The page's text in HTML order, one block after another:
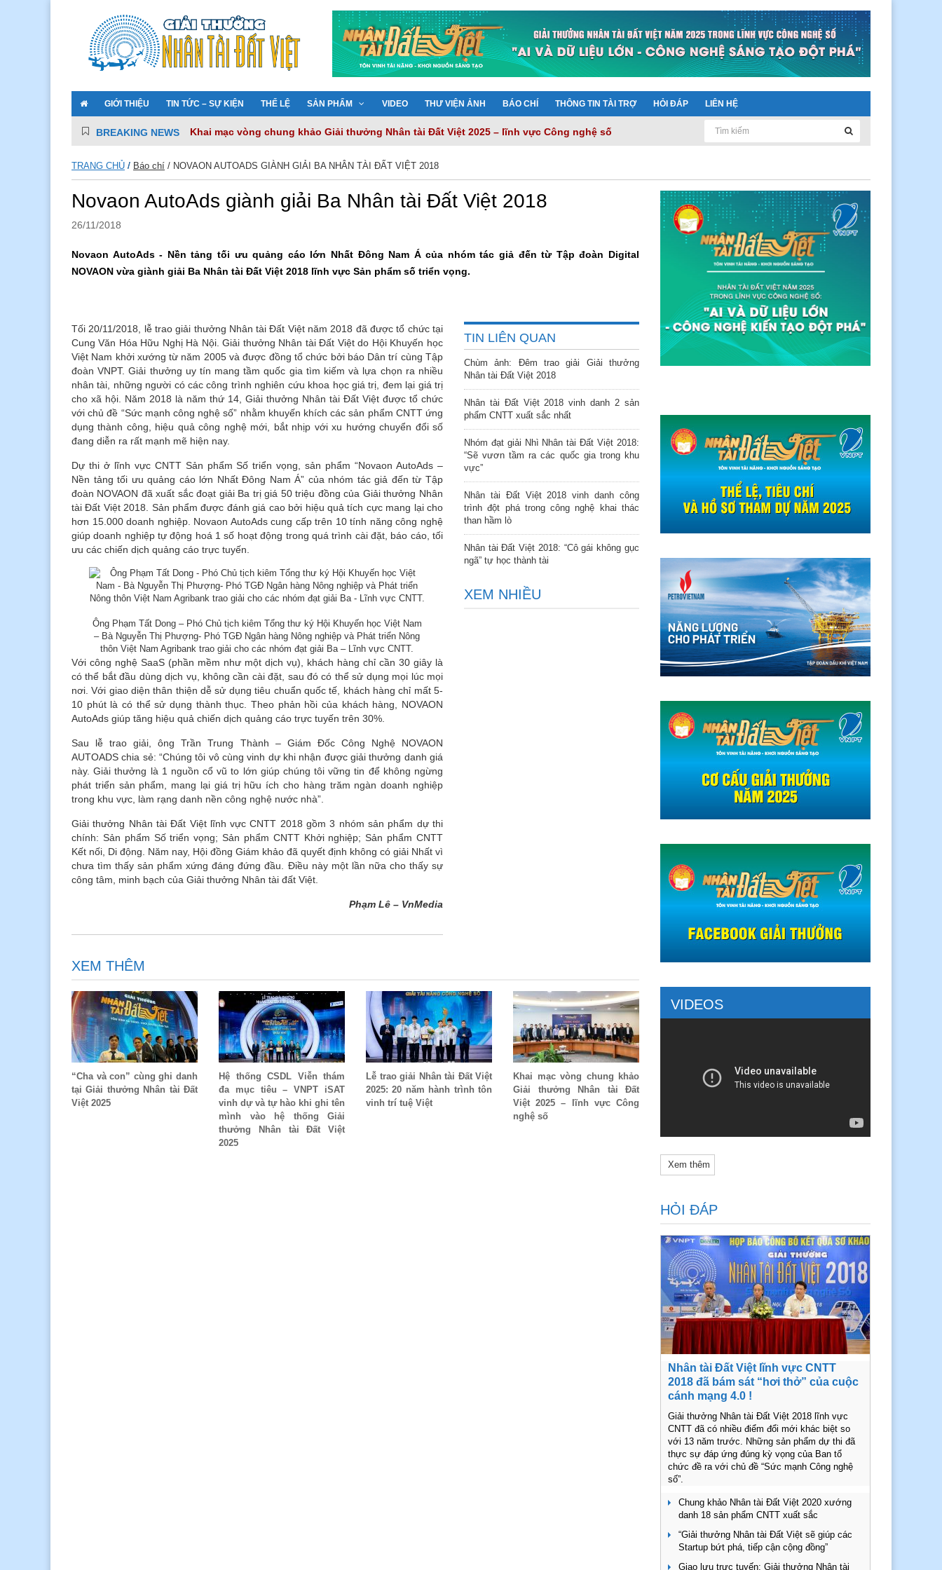
GIỚI THIỆU TIN TỨC – SỰ KIỆN THỂ LỆ SẢN PHẨM VIDEO THƯ VIỆN ẢNH BÁO CHÍ THÔNG TIN TÀI TRỢ HỎI ĐÁP LIÊN HỆ
BREAKING NEWS
Khai mạc vòng chung khảo Giải thưởng Nhân tài Đất Việt 2025 – lĩnh vực Công nghệ số
VNPT – hai thập kỷ đồng hành, kiến tạo sức mạnh Nhân tài Đất Việt
Camera make in Vietnam giải quyết nỗi lo về bảo mật dữ liệu
Lễ trao giải Nhân tài Đất Việt 2025: 20 năm hành trình tôn vinh trí tuệ Việt
TRANG CHỦ / Báo chí / NOVAON AUTOADS GIÀNH GIẢI BA NHÂN TÀI ĐẤT VIỆT 2018
Novaon AutoAds giành giải Ba Nhân tài Đất Việt 2018
26/11/2018
Novaon AutoAds - Nền tảng tối ưu quảng cáo lớn Nhất Đông Nam Á của nhóm tác giả đến từ Tập đoàn Digital
NOVAON vừa giành giải Ba Nhân tài Đất Việt 2018 lĩnh vực Sản phẩm số triển vọng.
Tối 20/11/2018, lễ trao giải thưởng Nhân tài Đất Việt năm 2018 đã được tổ chức tại
Cung Văn Hóa Hữu Nghị Hà Nội. Giải thưởng Nhân tài Đất Việt do Hội Khuyến học
Việt Nam khởi xướng từ năm 2005 và được đồng tổ chức bởi báo Dân trí cùng Tập
đoàn VNPT. Giải thưởng uy tín mang tầm quốc gia tìm kiếm và lựa chọn ra nhiều
nhân tài, những người có các công trình nghiên cứu khoa học giá trị, đem lại giá trị
cho xã hội. Năm 2018 là năm thứ 14, Giải thưởng Nhân tài Đất Việt được tổ chức
với chủ đề “Sức mạnh công nghệ số” nhằm khuyến khích các sản phẩm CNTT ứng
dụng thành công, hiệu quả công nghệ mới, bắt nhịp với xu hướng chuyển đổi số
đang diễn ra rất mạnh mẽ hiện nay.
Dự thi ở lĩnh vực CNTT Sản phẩm Số triển vọng, sản phẩm “Novaon AutoAds –
Nền tảng tối ưu quảng cáo lớn Nhất Đông Nam Á” của nhóm tác giả đến từ Tập
đoàn NOVAON đã xuất sắc đoạt giải Ba trị giá 50 triệu đồng của Giải thưởng Nhân
tài Đất Việt 2018. Sản phẩm được đánh giá cao bởi hiệu quả tích cực mang lại cho
hơn 15.000 doanh nghiệp. Novaon AutoAds cung cấp trên 10 tính năng công nghệ
giúp doanh nghiệp tự động hoá 1 số hoạt động trong quá trình cài đặt, báo cáo, tối
ưu các chiến dịch quảng cáo trực tuyến.
Ông Phạm Tất Dong – Phó Chủ tịch kiêm Tổng thư ký Hội Khuyến học Việt Nam
– Bà Nguyễn Thị Phượng- Phó TGĐ Ngân hàng Nông nghiệp và Phát triển Nông
thôn Việt Nam Agribank trao giải cho các nhóm đạt giải Ba – Lĩnh vực CNTT.
Với công nghệ SaaS (phần mềm như một dịch vụ), khách hàng chỉ cần 30 giây là
có thể bắt đầu dùng dịch vụ, không cần cài đặt, sau đó có thể sử dụng mọi lúc mọi
nơi. Với giao diện thân thiện dễ sử dụng tiêu chuẩn quốc tế, khách hàng chỉ mất 5-
10 phút là có thể sử dụng thành thục. Theo phản hồi của khách hàng, NOVAON
AutoAds giúp tăng hiệu quả chiến dịch quảng cáo trực tuyến trên 30%.
Sau lễ trao giải, ông Trần Trung Thành – Giám Đốc Công Nghệ NOVAON
AUTOADS chia sẻ: “Chúng tôi vô cùng vinh dự khi nhận được giải thưởng danh giá
này. Giải thưởng là 1 nguồn cổ vũ to lớn giúp chúng tôi vững tin để không ngừng
phát triển sản phẩm, mang lại giá trị hữu ích cho hàng trăm ngàn doanh nghiệp
trong khu vực, làm rạng danh nền công nghệ nước nhà”.
Giải thưởng Nhân tài Đất Việt lĩnh vực CNTT 2018 gồm 3 nhóm sản phẩm dự thi
chính: Sản phẩm Số triển vọng; Sản phẩm CNTT Khởi nghiệp; Sản phẩm CNTT
Kết nối, Di động. Năm nay, Hội đồng Giám khảo đã quyết định không có giải Nhất vì
chưa tìm thấy sản phẩm xứng đáng đứng đầu. Điều này một lần nữa cho thấy sự
công tâm, minh bạch của Giải thưởng Nhân tài đất Việt.
Phạm Lê – VnMedia
TIN LIÊN QUAN
Chùm ảnh: Đêm trao giải Giải thưởng
Nhân tài Đất Việt 2018
Nhân tài Đất Việt 2018 vinh danh 2 sản
phẩm CNTT xuất sắc nhất
Nhóm đạt giải Nhì Nhân tài Đất Việt 2018:
“Sẽ vươn tầm ra các quốc gia trong khu
vực”
Nhân tài Đất Việt 2018 vinh danh công
trình đột phá trong công nghệ khai thác
than hầm lò
Nhân tài Đất Việt 2018: “Cô gái không gục
ngã” tự học thành tài
XEM NHIỀU
XEM THÊM
“Cha và con” cùng ghi danh
tại Giải thưởng Nhân tài Đất
Việt 2025
Hệ thống CSDL Viễn thám
đa mục tiêu – VNPT iSAT
vinh dự và tự hào khi ghi tên
mình vào hệ thống Giải
thưởng Nhân tài Đất Việt
2025
Lễ trao giải Nhân tài Đất Việt
2025: 20 năm hành trình tôn
vinh trí tuệ Việt
Khai mạc vòng chung khảo
Giải thưởng Nhân tài Đất
Việt 2025 – lĩnh vực Công
nghệ số
VIDEOS
Xem thêm
HỎI ĐÁP
Nhân tài Đất Việt lĩnh vực CNTT
2018 đã bám sát “hơi thở” của cuộc
cánh mạng 4.0 !
Giải thưởng Nhân tài Đất Việt 2018 lĩnh vực
CNTT đã có nhiều điểm đổi mới khác biệt so
với 13 năm trước. Những sản phẩm dự thi đã
thực sự đáp ứng đúng kỳ vọng của Ban tổ
chức đề ra với chủ đề “Sức mạnh Công nghệ
số”.
Chung khảo Nhân tài Đất Việt 2020 xướng
danh 18 sản phẩm CNTT xuất sắc
“Giải thưởng Nhân tài Đất Việt sẽ giúp các
Startup bứt phá, tiếp cận cộng đồng”
Giao lưu trực tuyến: Giải thưởng Nhân tài